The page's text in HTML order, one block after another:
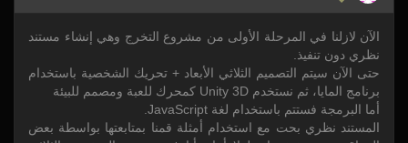
الآن لازلنا في المرحلة الأولى من مشروع التخرج وهي إنشاء مستند
نظري دون تنفيذ.
حتى الآن سيتم التصميم الثلاثي الأبعاد + تحريك الشخصية باستخدام
برنامج المايا، ثم نستخدم Unity 3D كمحرك للعبة ومصمم للبيئة
أما البرمجة فستتم باستخدام لغة JavaScript.
المستند نظري بحت مع استخدام أمثلة قمنا بمتابعتها بواسطة بعض